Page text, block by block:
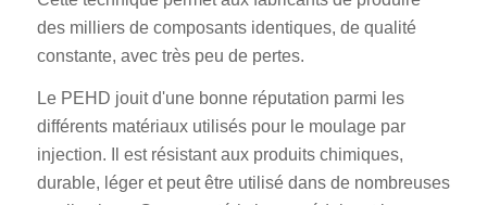
des milliers de composants identiques, de qualité
constante, avec très peu de pertes.
Le PEHD jouit d'une bonne réputation parmi les
différents matériaux utilisés pour le moulage par
injection. Il est résistant aux produits chimiques,
durable, léger et peut être utilisé dans de nombreuses